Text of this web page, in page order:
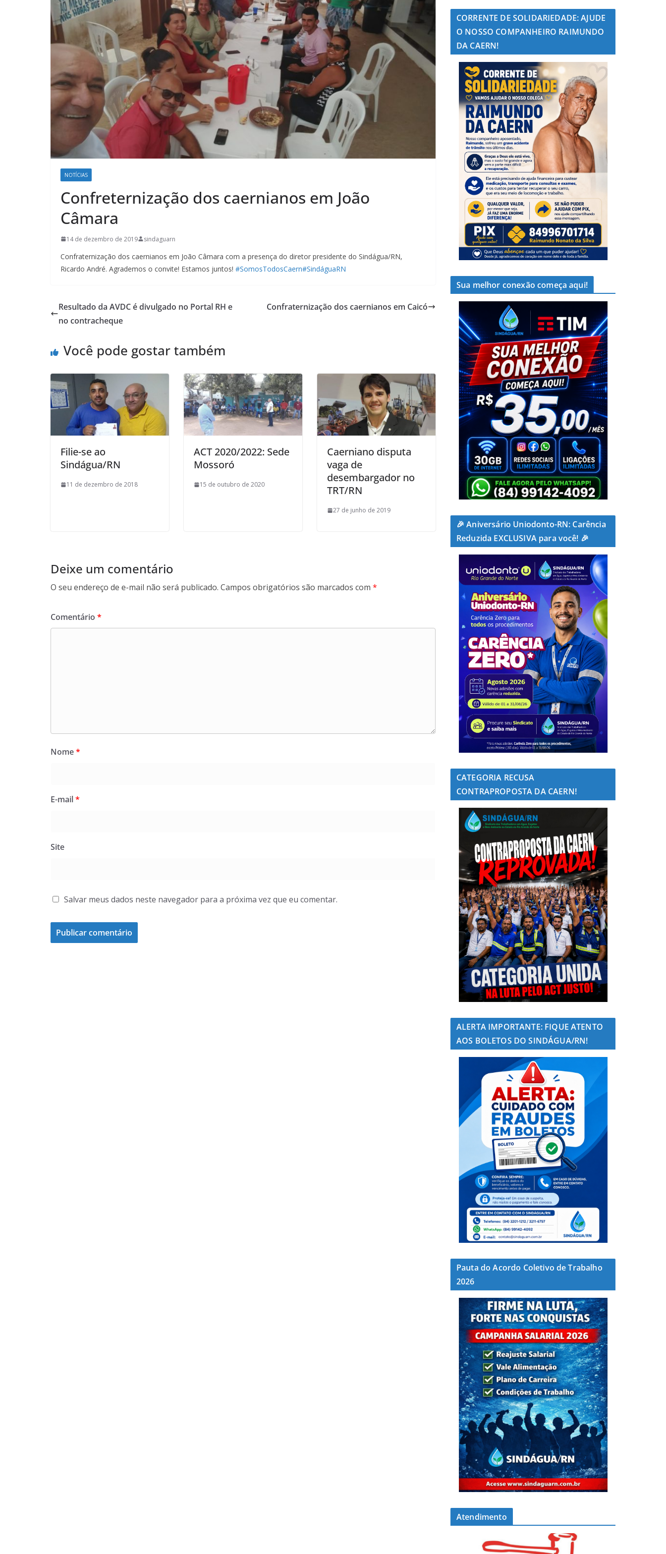
NOTÍCIAS
Confreternização dos caernianos em João
Câmara
14 de dezembro de 2019 sindaguarn
Confraternização dos caernianos em João Câmara com a presença do diretor presidente do Sindágua/RN,
Ricardo André. Agrademos o convite! Estamos juntos! #SomosTodosCaern#SindáguaRN
Resultado da AVDC é divulgado no Portal RH e
no contracheque
Confraternização dos caernianos em Caicó
Você pode gostar também
Filie-se ao
Sindágua/RN
11 de dezembro de 2018
ACT 2020/2022: Sede
Mossoró
15 de outubro de 2020
Caerniano disputa
vaga de
desembargador no
TRT/RN
27 de junho de 2019
Deixe um comentário
O seu endereço de e-mail não será publicado. Campos obrigatórios são marcados com *
Comentário *
Nome*
E-mail*
Site
Salvar meus dados neste navegador para a próxima vez que eu comentar.
CORRENTE DE SOLIDARIEDADE: AJUDE
O NOSSO COMPANHEIRO RAIMUNDO
DA CAERN!
Sua melhor conexão começa aqui!
🎉 Aniversário Uniodonto-RN: Carência
Reduzida EXCLUSIVA para você! 🎉
CATEGORIA RECUSA
CONTRAPROPOSTA DA CAERN!
ALERTA IMPORTANTE: FIQUE ATENTO
AOS BOLETOS DO SINDÁGUA/RN!
Pauta do Acordo Coletivo de Trabalho
2026
Atendimento